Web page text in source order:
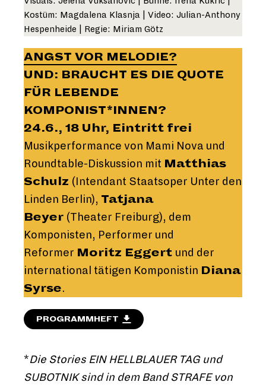
Kostüm: Magdalena Klasnja | Video: Julian-Anthony
Hespenheide | Regie: Miriam Götz
ANGST VOR MELODIE?
UND: BRAUCHT ES DIE QUOTE
FÜR LEBENDE
KOMPONIST*INNEN?
24.6., 18 Uhr, Eintritt frei
Musikperformance von Mami Nova und
Roundtable-Diskussion mit Matthias
Schulz (Intendant Staatsoper Unter den
Linden Berlin), Tatjana
Beyer (Theater Freiburg), dem
Komponisten, Performer und
Reformer Moritz Eggert und der
international tätigen Komponistin Diana
Syrse.
PROGRAMMHEFT
*Die Stories EIN HELLBLAUER TAG und
SUBOTNIK sind in dem Band STRAFE von